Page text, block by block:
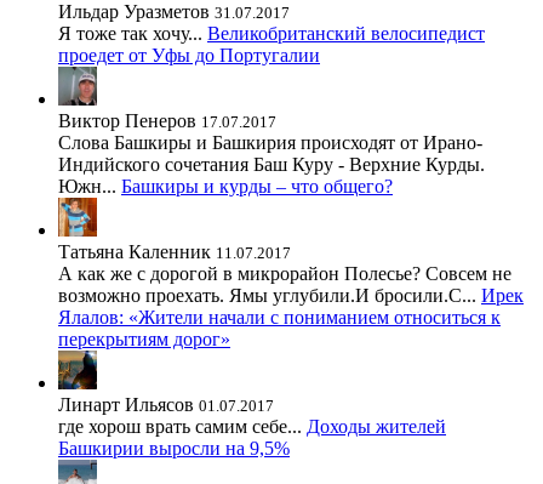
Ильдар Уразметов 31.07.2017
Я тоже так хочу... Великобританский велосипедист
проедет от Уфы до Португалии
Виктор Пенеров 17.07.2017
Слова Башкиры и Башкирия происходят от Ирано-
Индийского сочетания Баш Куру - Верхние Курды.
Южн... Башкиры и курды – что общего?
Татьяна Каленник 11.07.2017
А как же с дорогой в микрорайон Полесье? Совсем не
возможно проехать. Ямы углубили.И бросили.С... Ирек
Ялалов: «Жители начали с пониманием относиться к
перекрытиям дорог»
Линарт Ильясов 01.07.2017
где хорош врать самим себе... Доходы жителей
Башкирии выросли на 9,5%